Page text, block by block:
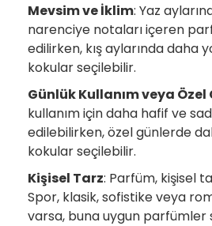
Mevsim ve İklim: Yaz
narenciye notaları içeren
edilirken, kış aylarında daha
kokular seçilebilir.
Günlük Kullanım veya Özel
kullanım için daha hafif ve
edilebilirken, özel günlerde
kokular seçilebilir.
Kişisel Tarz: Parfüm, kişisel
Spor, klasik, sofistike veya
varsa, buna uygun parfümler